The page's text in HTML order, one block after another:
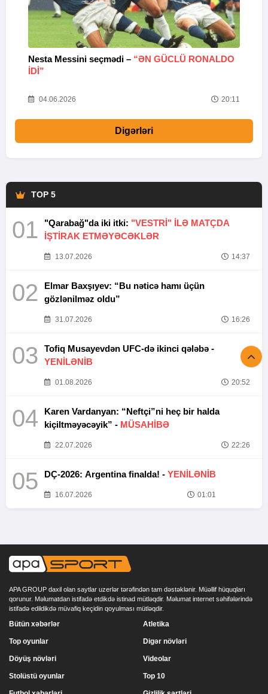
Nesta Messini seçmədi – “ƏN GÜCLÜ RONALDO
IDI”
04.06.2026 20:11
Digərləri
TOP 5
01 "Qarabağ"da iki itki: "VESTRİ" İLƏ MATÇDA
İŞTİRAK ETMƏYƏCƏKLƏR
13.07.2026 14:37
02
Elmar Baxşıyev: “Bu nəticə hamı üçün
gözlənilməz oldu”
31.07.2026 16:26
03
Tofiq Musayevdən UFC-də ikinci qələbə -
YENİLƏNİB
01.08.2026 20:52
04
Karen Vardanyan: “Neftçi”ni heç bir halda
kiçiltməyəcəyik” - MÜSAHİBƏ
22.07.2026 22:26
05 DÇ-2026: Argentina finalda! - YENİLƏNİB
16.07.2026 01:01
APA GROUP daxil olan saytlar uzerlər tərəfindən tam dəstəklənir. Müəllif hüquqları
qorunur. Məlumatdan istifadə etdikdə istinad mütləqdir. Məlumat internet səhifələrində
istifadə edildikdə müvafiq keçidin qoyulması mütləqdir.
Bütün xəbərlər
Top oyunlar
Döyüş növləri
Stolüstü oyunlar
Atletika
Digər növləri
Videolar
Top 10